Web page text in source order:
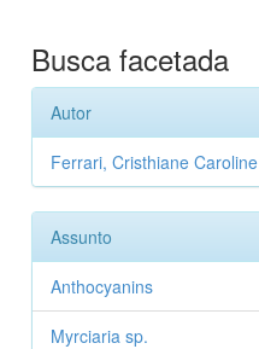
Busca facetada
Autor
Ferrari, Cristhiane Caroline
Assunto
Anthocyanins
Myrciaria sp.